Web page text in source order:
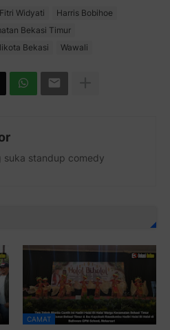
Fitri Widyati
Harris Bobihoe
Bekasi Timur
Bekasi Wawali
suka standup comedy
CAMAT